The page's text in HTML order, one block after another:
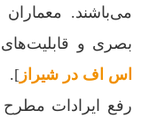
می‌باشند. معماران
بصری و
اس اف در شیراز ].
رفع ایرادات